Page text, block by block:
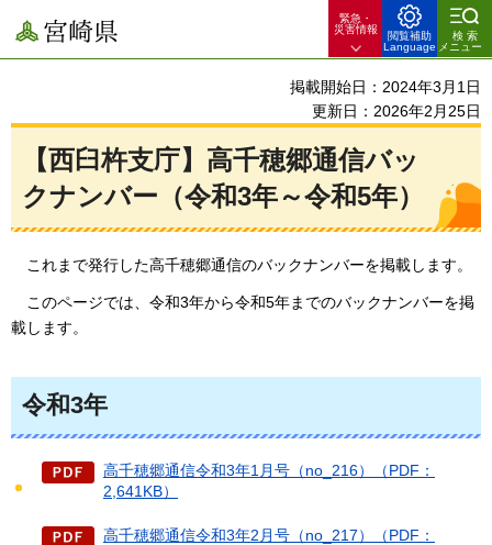
宮崎県
緊急・
災害情報
閲覧補助
Language
検索
メニュー
掲載開始日：2024年3月1日
更新日：2026年2月25日
【西臼杵支庁】高千穂郷通信バッ
クナンバー（令和3年～令和5年）
こ れまで発行した高千穂郷通信のバックナンバーを掲載します。
このページでは、令和3年から令和5年までのバックナンバーを掲
載します。
令和3年
高千穂郷通信令和3年1月号（no_216）（PDF：
2,641KB）
高千穂郷通信令和3年2月号（no_217）（PDF：